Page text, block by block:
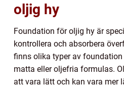
oljig hy
Foundation för oljig hy är
kontrollera och absorbera
finns olika typer av
matta eller oljefria formulas.
att vara lätt och kan vara mer